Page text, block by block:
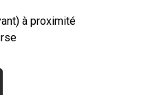
à proximité